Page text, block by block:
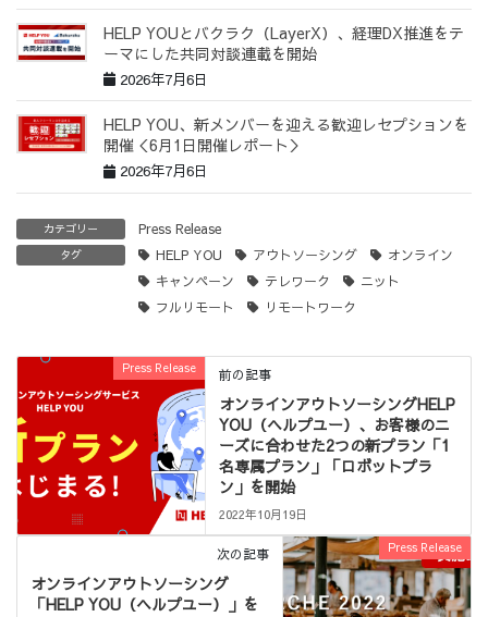
HELP YOUとバクラク（LayerX）、経理DX推進をテ
ーマにした共同対談連載を開始
2026年7月6日
HELP YOU、新メンバーを迎える歓迎レセプションを
開催＜6月1日開催レポート＞
2026年7月6日
カテゴリー Press Release
タグ HELP YOU アウトソーシング
オンライン
キャンペーン
テレワーク
ニット
フルリモート
リモートワーク
Press Release 前の記事
オンラインアウトソーシングHELP
YOU（ヘルプユー）、お客様のニ
ーズに合わせた2つの新プラン「1
名専属プラン」「ロボットプラ
ン」を開始
2022年10月19日
Press Release
次の記事
オンラインアウトソーシング
「HELP YOU（ヘルプユー）」を